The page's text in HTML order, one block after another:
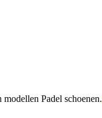
Padel schoenen.